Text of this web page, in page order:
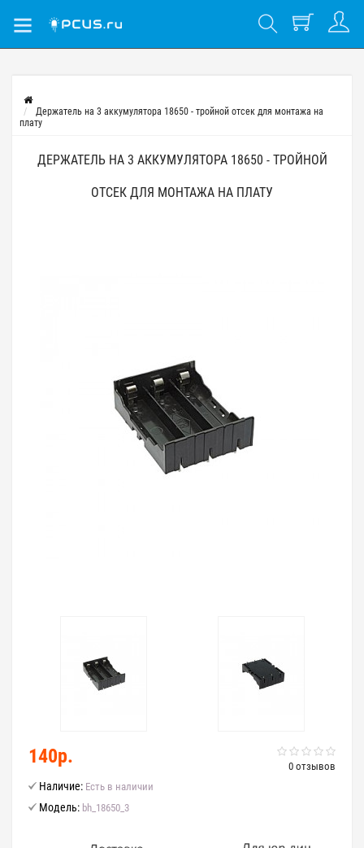
Держатель на 3 аккумулятора 18650 - тройной отсек для монтажа на
плату
ДЕРЖАТЕЛЬ НА 3 АККУМУЛЯТОРА 18650 - ТРОЙНОЙ
ОТСЕК ДЛЯ МОНТАЖА НА ПЛАТУ
0 отзывов
140р.
Наличие: Есть в наличии
Модель: bh_18650_3